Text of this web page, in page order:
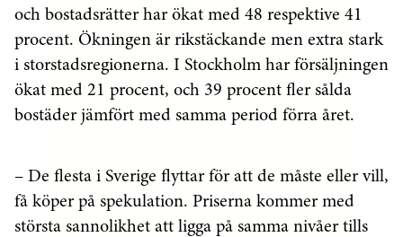
och bostadsrätter har ökat med 48 respektive 41
procent. Ökningen är rikstäckande men extra stark
i storstadsregionerna. I Stockholm har försäljningen
ökat med 21 procent, och 39 procent fler sålda
bostäder jämfört med samma period förra året.
– De flesta i Sverige flyttar för att de måste eller vill,
få köper på spekulation. Priserna kommer med
största sannolikhet att ligga på samma nivåer tills